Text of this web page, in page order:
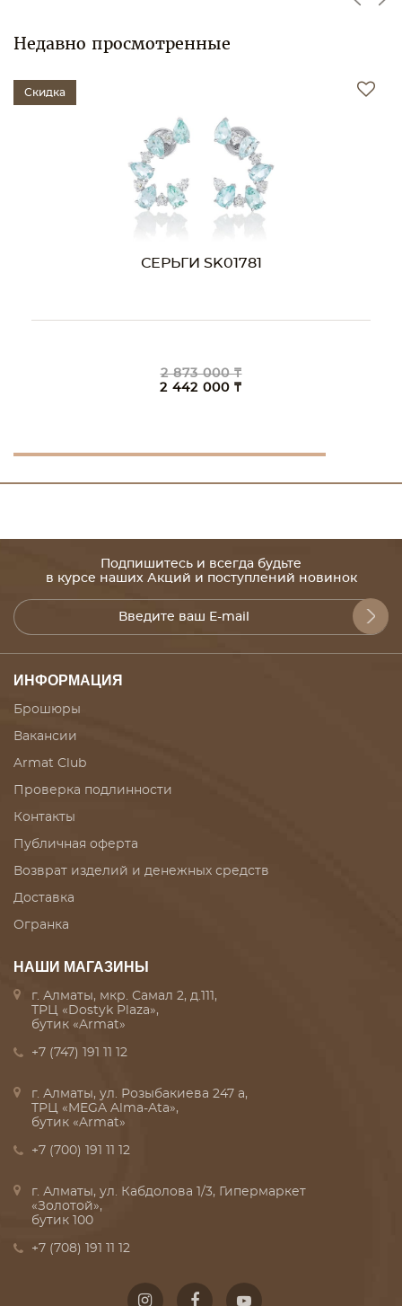
Недавно просмотренные
Скидка
СЕРЬГИ SK01781
2 873 000 ₸
2 442 000 ₸
Подпишитесь и всегда будьте
в курсе наших Акций и поступлений новинок
ИНФОРМАЦИЯ
Брошюры
Вакансии
Armat Club
Проверка подлинности
Контакты
Публичная оферта
Возврат изделий и денежных средств
Доставка
Огранка
НАШИ МАГАЗИНЫ
г. Алматы, мкр. Самал 2, д.111,
ТРЦ «Dostyk Plaza»,
бутик «Armat»
+7 (747) 191 11 12
г. Алматы, ул. Розыбакиева 247 а,
ТРЦ «MEGA Alma-Ata»,
бутик «Armat»
+7 (700) 191 11 12
г. Алматы, ул. Кабдолова 1/3, Гипермаркет
«Золотой»,
бутик 100
+7 (708) 191 11 12